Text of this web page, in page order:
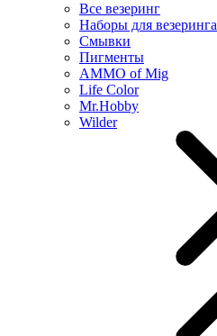
Все везеринг
Наборы для везеринга
Смывки
Пигменты
AMMO of Mig
Life Color
Mr.Hobby
Wilder